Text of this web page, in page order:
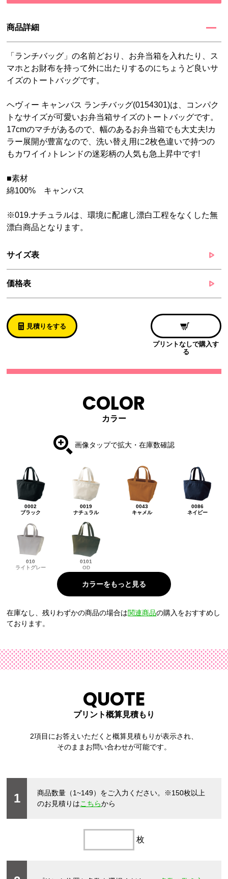
商品詳細
「ランチバッグ」の名前どおり、お弁当箱を入れたり、ス
マホとお財布を持って外に出たりするのにちょうど良いサ
イズのトートバッグです。
ヘヴィー キャンバス ランチバッグ(0154301)は、コンパク
トなサイズが可愛いお弁当箱サイズのトートバッグです。
17cmのマチがあるので、幅のあるお弁当箱でも大丈夫!カ
ラー展開が豊富なので、洗い替え用に2枚色違いで持つの
もカワイイ♪トレンドの迷彩柄の人気も急上昇中です!
■素材
綿100% キャンバス
※019.ナチュラルは、環境に配慮し漂白工程をなくした無
漂白商品となります。
サイズ表
価格表
見積りをする
プリントなしで購入す
る
COLOR
カラー
画像タップで拡大・在庫数確認
0002
ブラック
0019
ナチュラル
0043
キャメル
0086
ネイビー
010
ライトグレー
0101
OD
在庫なし、残りわずかの商品の場合は関連商品の購入をおすすめし
ております。
QUOTE
プリント概算見積もり
2項目にお答えいただくと概算見積もりが表示され、
そのままお問い合わせが可能です。
1 商品数量（1~149）をご入力ください。 ※150枚以上
のお見積りはこちらから
枚